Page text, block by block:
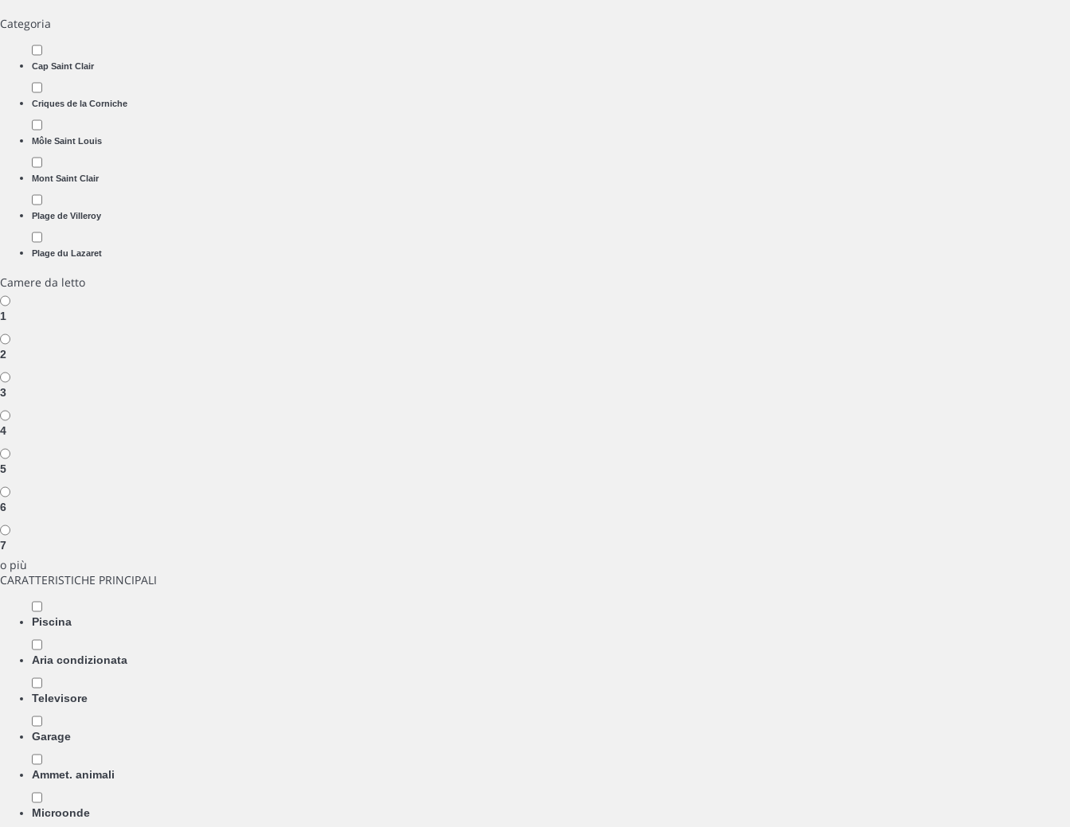
Categoria
Cap Saint Clair
Criques de la Corniche
Môle Saint Louis
Mont Saint Clair
Plage de Villeroy
Plage du Lazaret
Camere da letto
1
2
3
4
5
6
7
o più
CARATTERISTICHE PRINCIPALI
Piscina
Aria condizionata
Televisore
Garage
Ammet. animali
Microonde